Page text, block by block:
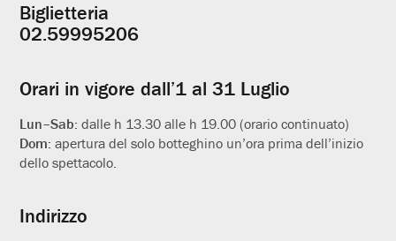
Informazioni
utili
Biglietteria
02.59995206
Orari in vigore dall’1 al 31 Luglio
Lun–Sab:dalle h 13.30 alle h 19.00 (orario continuato)
Dom:apertura del solo botteghino un’ora prima dell’inizio
dello spettacolo.
Indirizzo